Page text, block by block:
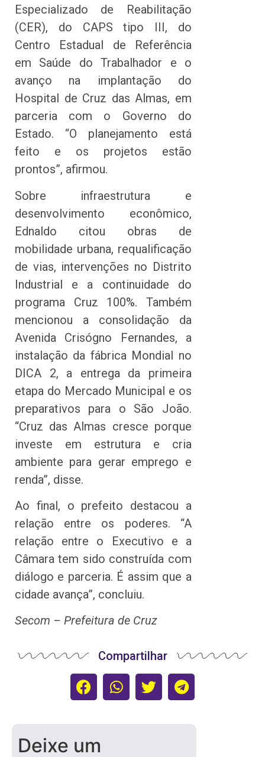
Especializado de Reabilitação
(CER), do CAPS tipo III, do
Centro Estadual de Referência
em Saúde do Trabalhador e o
avanço na implantação do
Hospital de Cruz das Almas, em
parceria com o Governo do
Estado. “O planejamento está
feito e os projetos estão
prontos”, afirmou.
Sobre infraestrutura e
desenvolvimento econômico,
Ednaldo citou obras de
mobilidade urbana, requalificação
de vias, intervenções no Distrito
Industrial e a continuidade do
programa Cruz 100%. Também
mencionou a consolidação da
Avenida Crisógno Fernandes, a
instalação da fábrica Mondial no
DICA 2, a entrega da primeira
etapa do Mercado Municipal e os
preparativos para o São João.
“Cruz das Almas cresce porque
investe em estrutura e cria
ambiente para gerar emprego e
renda”, disse.
Ao final, o prefeito destacou a
relação entre os poderes. “A
relação entre o Executivo e a
Câmara tem sido construída com
diálogo e parceria. É assim que a
cidade avança”, concluiu.
Secom – Prefeitura de Cruz
Compartilhar
Deixe um